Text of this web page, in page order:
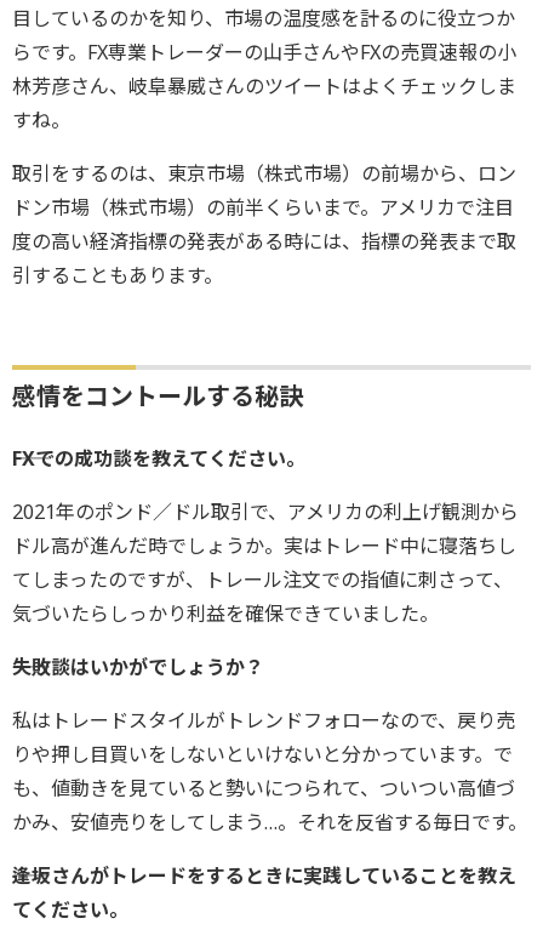
目しているのかを知り、市場の温度感を計るのに役立つか
らです。FX専業トレーダーの山手さんやFXの売買速報の小
林芳彦さん、岐阜暴威さんのツイートはよくチェックしま
すね。
取引をするのは、東京市場（株式市場）の前場から、ロン
ドン市場（株式市場）の前半くらいまで。アメリカで注目
度の高い経済指標の発表がある時には、指標の発表まで取
引することもあります。
感情をコントールする秘訣
――FXでの成功談を教えてください。
2021年のポンド／ドル取引で、アメリカの利上げ観測から
ドル高が進んだ時でしょうか。実はトレード中に寝落ちし
てしまったのですが、トレール注文での指値に刺さって、
気づいたらしっかり利益を確保できていました。
――失敗談はいかがでしょうか？
私はトレードスタイルがトレンドフォローなので、戻り売
りや押し目買いをしないといけないと分かっています。で
も、値動きを見ていると勢いにつられて、ついつい高値づ
かみ、安値売りをしてしまう…。それを反省する毎日です。
――逢坂さんがトレードをするときに実践していることを教え
てください。